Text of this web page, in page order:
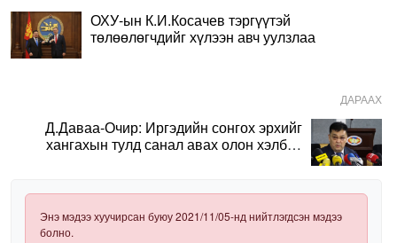
ОХУ-ын К.И.Косачев тэргүүтэй
төлөөлөгчдийг хүлээн авч уулзлаа
ДАРААХ
Д.Даваа-Очир: Иргэдийн сонгох эрхийг
хангахын тулд санал авах олон хэлбэр
Энэ мэдээ хуучирсан буюу 2021/11/05-нд нийтлэгдсэн мэдээ
болно.